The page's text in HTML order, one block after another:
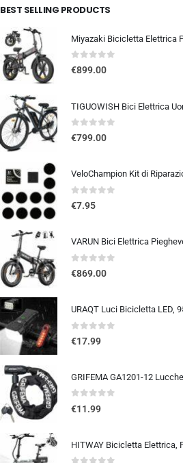
BEST SELLING PRODUCTS
0out of 5
€899.00
0out of 5
€799.00
0out of 5
€7.95
0out of 5
€869.00
0out of 5
€17.99
0out of 5
€11.99